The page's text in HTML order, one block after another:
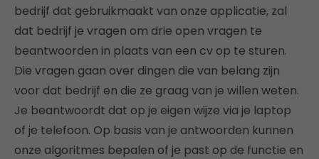
bedrijf dat gebruikmaakt van onze applicatie, zal
dat bedrijf je vragen om drie open vragen te
beantwoorden in plaats van een cv op te sturen.
Die vragen gaan over dingen die van belang zijn
voor dat bedrijf en die ze graag van je willen weten.
Je beantwoordt dat op je eigen wijze via je laptop
of je telefoon. Op basis van je antwoorden kunnen
onze algoritmes bepalen of je past op de functie en